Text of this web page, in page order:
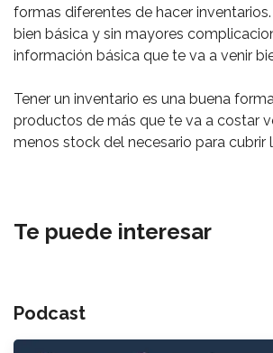
formas diferentes de hacer
bien básica y sin mayores
información básica que te va a venir
Tener un inventario es una buena
productos de más que te va a costar
menos stock del necesario para cubrir
Te puede interesar
Podcast